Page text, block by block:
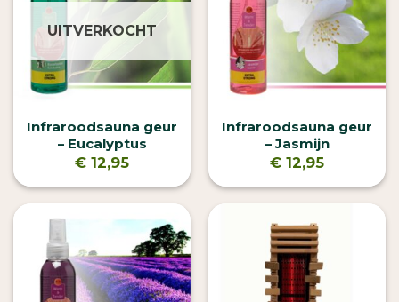
UITVERKOCHT
Infraroodsauna geur
– Eucalyptus
€ 12,95
Infraroodsauna geur
– Jasmijn
€ 12,95